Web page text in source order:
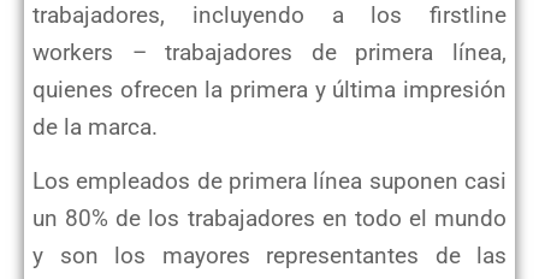
trabajadores, incluyendo a los firstline
workers – trabajadores de primera línea,
quienes ofrecen la primera y última impresión
de la marca.
Los empleados de primera línea suponen casi
un 80% de los trabajadores en todo el mundo
y son los mayores representantes de las